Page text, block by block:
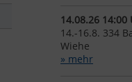
14.08.26 14:00
14.-16.8. 334
Wiehe
» mehr